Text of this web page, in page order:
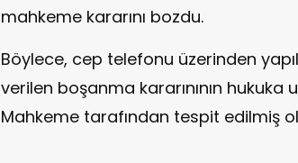
mahkeme kararını bozdu.
Böylece, cep telefonu üzerinden
verilen boşanma kararınının hukuka
Mahkeme tarafından tespit edilmiş